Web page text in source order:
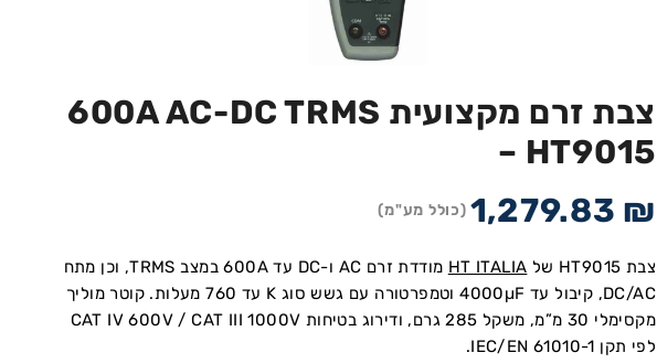
צבת זרם מקצועית 600A AC-DC TRMS
– HT9015
1,279.83 ₪ (כולל מע"מ)
צבת HT9015 של HT ITALIA
מודדת זרם AC ו-DC עד 600A במצב TRMS, וכן מתח
DC/AC, קיבול עד 4000µF וטמפרטורה עם גשש סוג K עד 760 מעלות. קוטר מוליך
מקסימלי 30 מ”מ, משקל 285 גרם, ודירוג בטיחות CAT IV 600V / CAT III 1000V
לפי תקן IEC/EN 61010-1.